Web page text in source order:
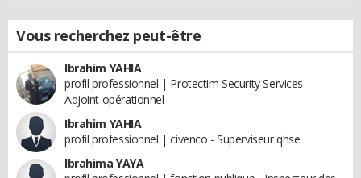
Vous recherchez peut-être
Ibrahim YAHIA
profil professionnel | Protectim Security Services -
Adjoint opérationnel
Ibrahim YAHIA
profil professionnel | civenco - Superviseur qhse
Ibrahima YAYA